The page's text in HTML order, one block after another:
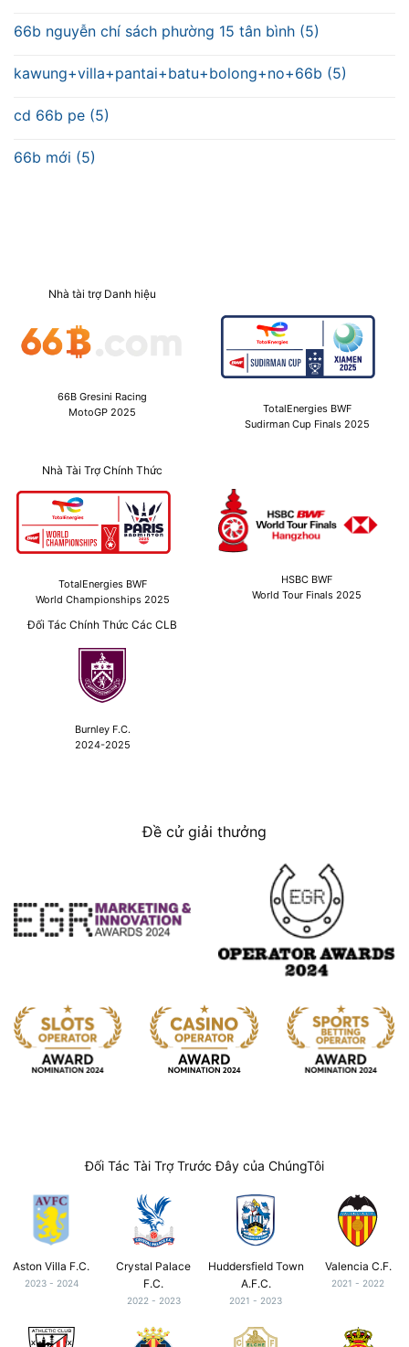
66b nguyễn chí sách phường 15 tân bình (5)
kawung+villa+pantai+batu+bolong+no+66b (5)
cd 66b pe (5)
66b mới (5)
Nhà tài trợ Danh hiệu
66B Gresini Racing
MotoGP 2025
TotalEnergies BWF
Sudirman Cup Finals 2025
Nhà Tài Trợ Chính Thức
TotalEnergies BWF
World Championships 2025
HSBC BWF
World Tour Finals 2025
Đối Tác Chính Thức Các CLB
Burnley F.C.
2024-2025
Đề cử giải thưởng
Đối Tác Tài Trợ Trước Đây của ChúngTôi
Aston Villa F.C.
2023 - 2024
Crystal Palace
F.C.
2022 - 2023
Huddersfield Town
A.F.C.
2021 - 2023
Valencia C.F.
2021 - 2022